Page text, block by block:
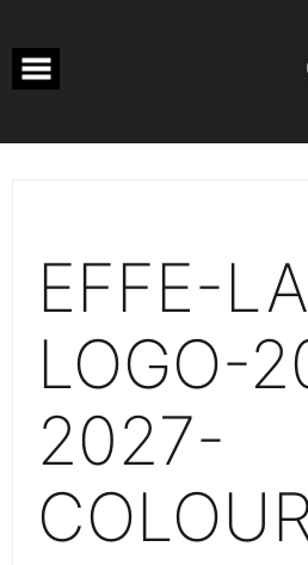
content
EFFE-
LOGO-
2027-